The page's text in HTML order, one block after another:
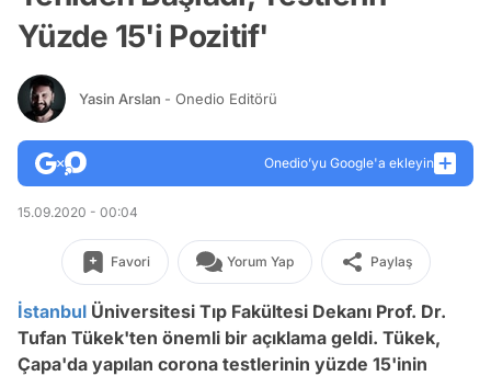
Yüzde 15'i Pozitif'
Yasin Arslan - Onedio Editörü
Onedio’yu Google'a ekleyin
15.09.2020 - 00:04
Favori Yorum Yap Paylaş
İstanbul Üniversitesi Tıp Fakültesi Dekanı Prof. Dr.
Tufan Tükek'ten önemli bir açıklama geldi. Tükek,
Çapa'da yapılan corona testlerinin yüzde 15'inin